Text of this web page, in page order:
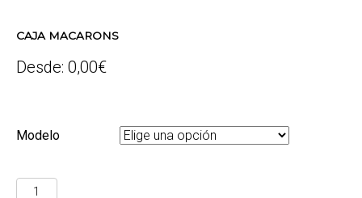
CAJA MACARONS
Desde: 0,00€
Modelo
CAJA